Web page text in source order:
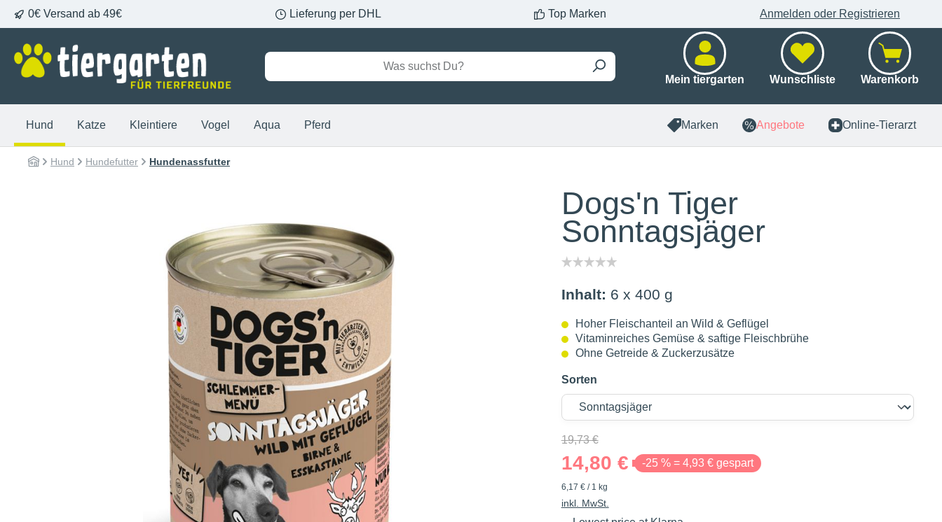
Zur Hauptnavigation springen
0€ Versand ab 49€ Lieferung per DHL Top Marken Anmelden oder Registrieren
Mein tiergarten Wunschliste Warenkorb
Hund Katze Kleintiere Vogel Aqua Pferd Marken Angebote Online-Tierarzt
Hund Hundefutter Hundenassfutter
Dogs'n Tiger
Sonntagsjäger
Inhalt: 6 x 400 g
Hoher Fleischanteil an Wild & Geflügel
Vitaminreiches Gemüse & saftige Fleischbrühe
Ohne Getreide & Zuckerzusätze
Sorten
19,73 €
14,80 € -25 % = 4,93 € gespart
6,17 € / 1 kg
inkl. MwSt.